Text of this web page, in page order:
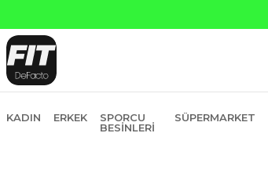
KADIN ERKEK
SPORCU
BESINLERI
SÜPERMARKET